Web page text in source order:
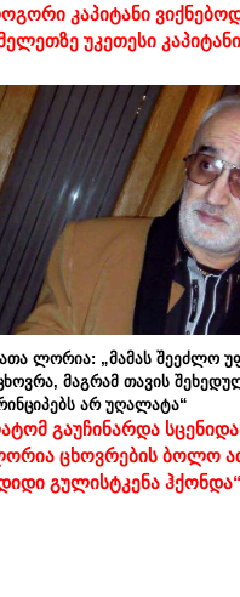
კაპიტანი
უკეთესი
ლორია: „მამას შეეძლო
მაგრამ თავის
არ უღალატა“
გაუჩინარდა
ცხოვრების ბოლო
გულისტკენა ჰქონდა“